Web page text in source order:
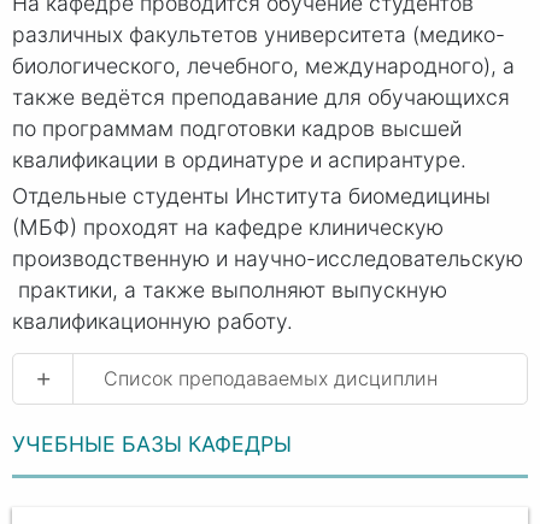
различных факультетов университета (медико-
биологического, лечебного, международного), а
также ведётся преподавание для обучающихся
по программам подготовки кадров высшей
квалификации в ординатуре и аспирантуре.
Отдельные студенты Института биомедицины
(МБФ) проходят на кафедре клиническую
производственную и научно-исследовательскую
практики, а также выполняют выпускную
квалификационную работу.
+ Список преподаваемых дисциплин
УЧЕБНЫЕ БАЗЫ КАФЕДРЫ